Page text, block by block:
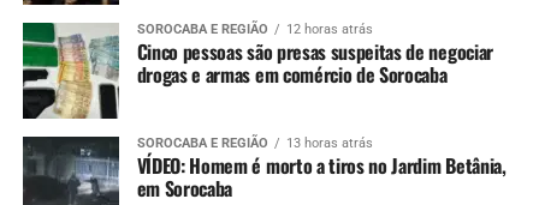
SOROCABA E REGIÃO 12 horas atrás
Cinco pessoas são presas suspeitas de negociar
drogas e armas em comércio de Sorocaba
SOROCABA E REGIÃO 13 horas atrás
VÍDEO: Homem é morto a tiros no Jardim Betânia,
em Sorocaba